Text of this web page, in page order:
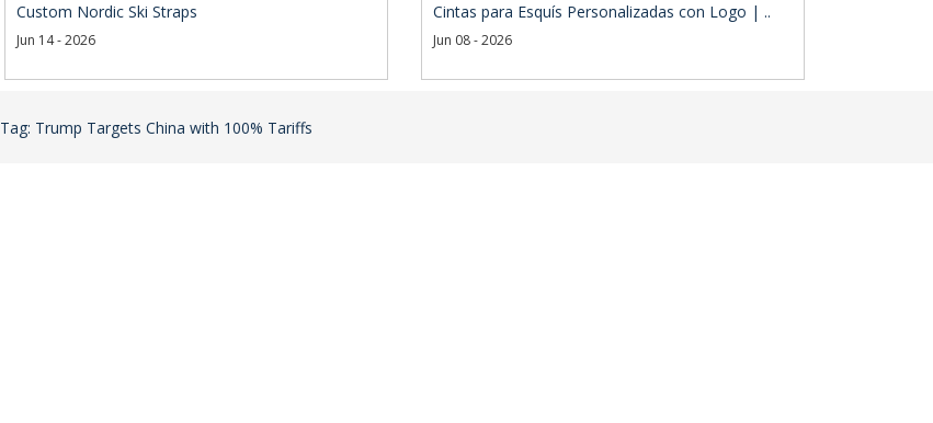
Custom Nordic Ski Straps
Jun 14 - 2026
Cintas para Esquís Personalizadas con Logo | ..
Jun 08 - 2026
Tag: Trump Targets China with 100% Tariffs